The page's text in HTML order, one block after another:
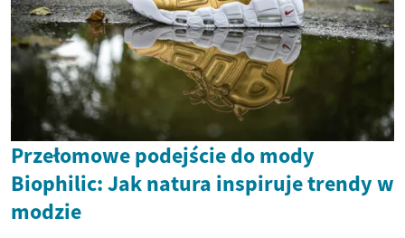
Przełomowe podejście do mody
Biophilic: Jak natura inspiruje trendy w
modzie